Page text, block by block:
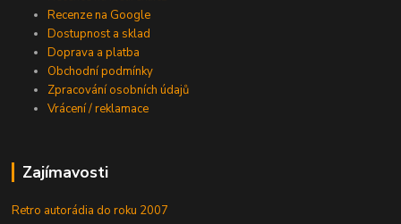
Recenze na Google
Dostupnost a sklad
Doprava a platba
Obchodní podmínky
Zpracování osobních údajů
Vrácení / reklamace
Zajímavosti
Retro autorádia do roku 2007